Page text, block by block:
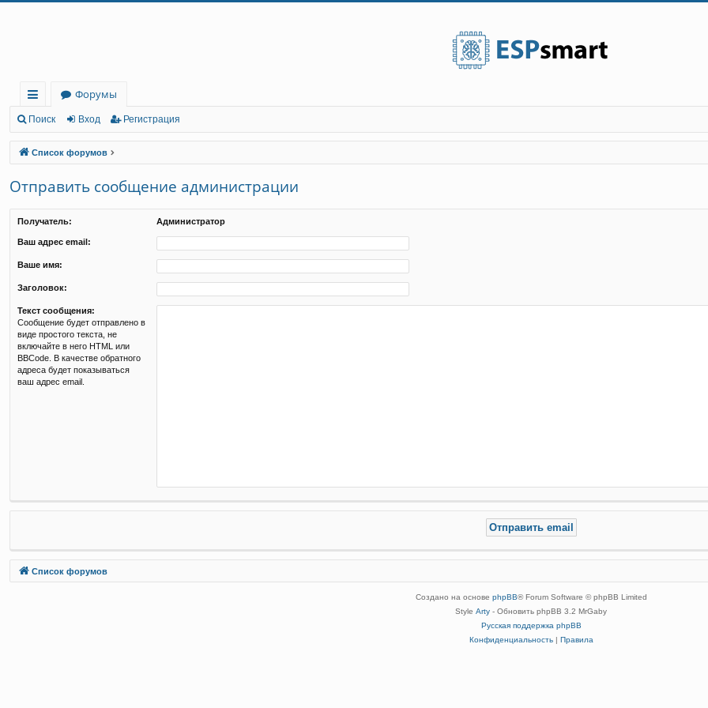
с
ы
лк
и
Форумы
Поиск Вход Регистрация
Список форумов
Отправить сообщение администрации
Получатель: Администратор
Ваш адрес email:
Ваше имя:
Заголовок:
Текст сообщения:
Сообщение будет отправлено в
виде простого текста, не
включайте в него HTML или
BBCode. В качестве обратного
адреса будет показываться
ваш адрес email.
Список форумов
Связаться с
Создано на основе phpBB® Forum Software © phpBB Limited
Style Arty - Обновить phpBB 3.2 MrGaby
Русская поддержка phpBB
Конфиденциальность| Правила